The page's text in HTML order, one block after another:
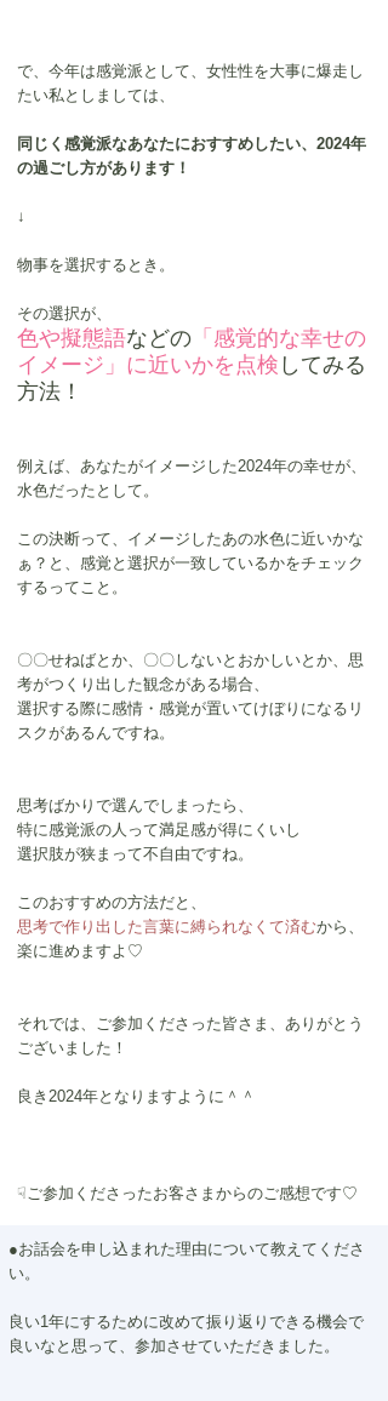
で、今年は感覚派として、女性性を大事に爆走し
たい私としましては、
同じく感覚派なあなたにおすすめしたい、2024年
の過ごし方があります！
↓
物事を選択するとき。
その選択が、
色や擬態語などの 「感覚的な幸せの
イメージ」に近いかを点検 してみる
方法！
例えば、あなたがイメージした2024年の幸せが、
水色だったとして。
この決断って、イメージしたあの水色に近いかな
ぁ？と、感覚と選択が一致しているかをチェック
するってこと。
〇〇せねばとか、〇〇しないとおかしいとか、思
考がつくり出した観念がある場合、
選択する際に感情・感覚が置いてけぼりになるリ
スクがあるんですね。
思考ばかりで選んでしまったら、
特に感覚派の人って満足感が得にくいし
選択肢が狭まって不自由ですね。
このおすすめの方法だと、
思考で作り出した言葉に縛られなくて済むから、
楽に進めますよ♡
それでは、ご参加くださった皆さま、ありがとう
ございました！
良き2024年となりますように＾＾
☟ご参加くださったお客さまからのご感想です♡
●お話会を申し込まれた理由について教えてくださ
い。
良い1年にするために改めて振り返りできる機会で
良いなと思って、参加させていただきました。